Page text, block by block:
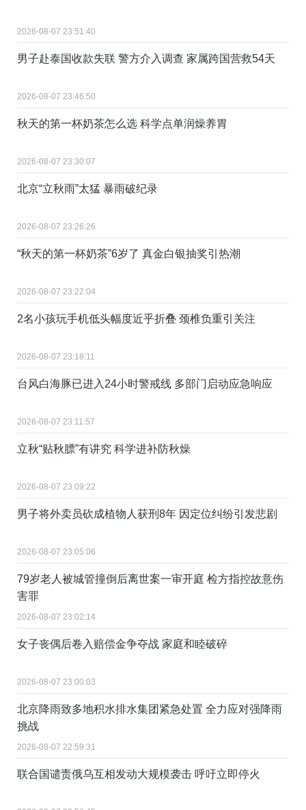
2026-08-07 23:51:40
男子赴泰国收款失联 警方介入调查 家属跨国营救54天
2026-08-07 23:46:50
秋天的第一杯奶茶怎么选 科学点单润燥养胃
2026-08-07 23:30:07
北京“立秋雨”太猛 暴雨破纪录
2026-08-07 23:26:26
“秋天的第一杯奶茶”6岁了 真金白银抽奖引热潮
2026-08-07 23:22:04
2名小孩玩手机低头幅度近乎折叠 颈椎负重引关注
2026-08-07 23:18:11
台风白海豚已进入24小时警戒线 多部门启动应急响应
2026-08-07 23:11:57
立秋“贴秋膘”有讲究 科学进补防秋燥
2026-08-07 23:09:22
男子将外卖员砍成植物人获刑8年 因定位纠纷引发悲剧
2026-08-07 23:05:06
79岁老人被城管撞倒后离世案一审开庭 检方指控故意伤
害罪
2026-08-07 23:02:14
女子丧偶后卷入赔偿金争夺战 家庭和睦破碎
2026-08-07 23:00:03
北京降雨致多地积水排水集团紧急处置 全力应对强降雨
挑战
2026-08-07 22:59:31
联合国谴责俄乌互相发动大规模袭击 呼吁立即停火